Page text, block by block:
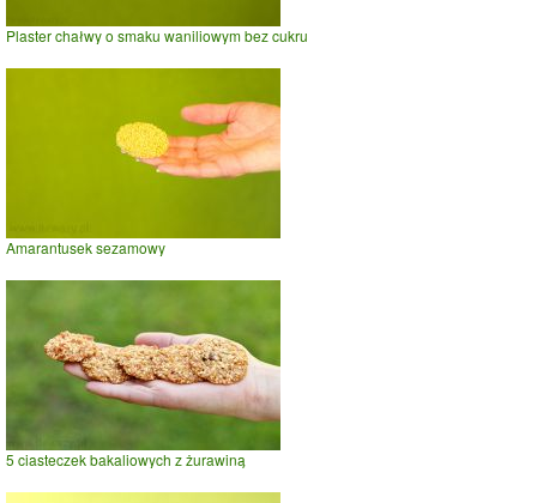
Plaster chałwy o smaku waniliowym bez cukru
Amarantusek sezamowy
5 ciasteczek bakaliowych z żurawiną